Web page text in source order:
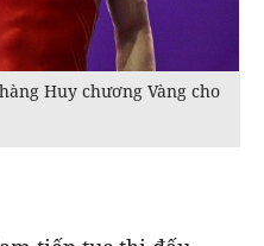
Huy chương Vàng cho